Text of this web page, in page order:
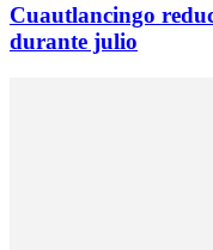
Cuautlancingo
durante julio